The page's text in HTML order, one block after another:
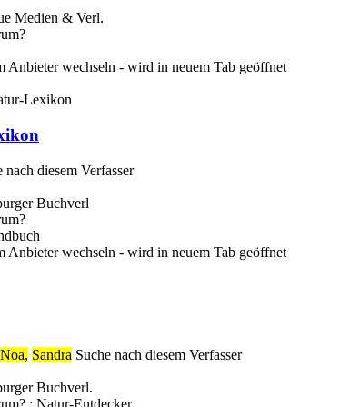
Medien & Verl.
Anbieter wechseln - wird in neuem Tab geöffnet
nach diesem Verfasser
Buchverl
Anbieter wechseln - wird in neuem Tab geöffnet
Noa, Sandra Suche nach diesem Verfasser
Buchverl.